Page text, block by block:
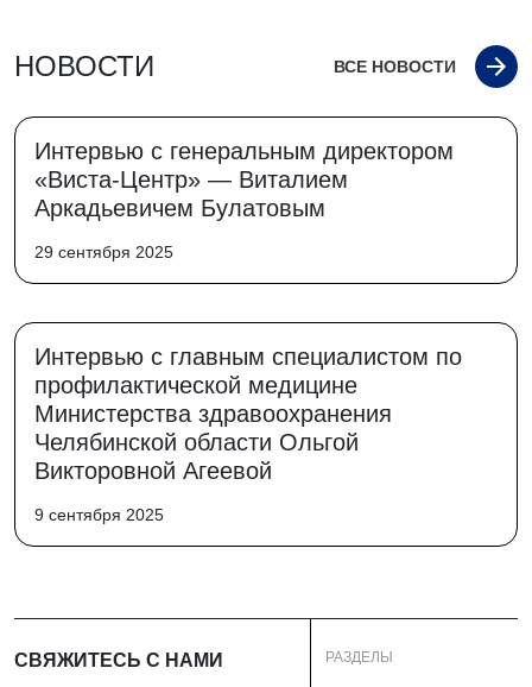
НОВОСТИ ВСЕ НОВОСТИ
Интервью с генеральным директором
«Виста-Центр» — Виталием
Аркадьевичем Булатовым
29 сентября 2025
Интервью с главным специалистом по
профилактической медицине
Министерства здравоохранения
Челябинской области Ольгой
Викторовной Агеевой
9 сентября 2025
СВЯЖИТЕСЬ С НАМИ РАЗДЕЛЫ